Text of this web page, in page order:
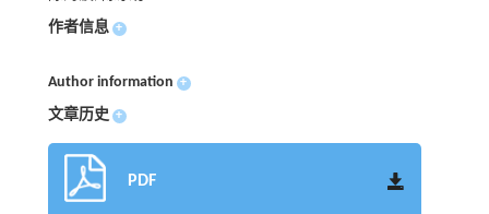
作者信息 +
Author information +
文章历史 +
PDF